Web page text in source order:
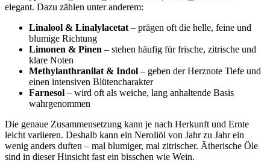
elegant. Dazu zählen unter anderem:
Linalool & Linalylacetat – prägen oft die helle, feine und
blumige Richtung
Limonen & Pinen – stehen häufig für frische, zitrische und
klare Noten
Methylanthranilat & Indol – geben der Herznote Tiefe und
einen intensiven Blütencharakter
Farnesol – wird oft als weiche, lang anhaltende Basis
wahrgenommen
Die genaue Zusammensetzung kann je nach Herkunft und Ernte
leicht variieren. Deshalb kann ein Neroliöl von Jahr zu Jahr ein
wenig anders duften – mal blumiger, mal zitrischer. Ätherische Öle
sind in dieser Hinsicht fast ein bisschen wie Wein.